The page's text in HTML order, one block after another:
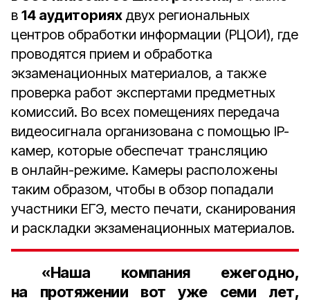
в 14 аудиториях двух региональных
центров обработки информации (РЦОИ), где
проводятся прием и обработка
экзаменационных материалов, а также
проверка работ экспертами предметных
комиссий. Во всех помещениях передача
видеосигнала организована с помощью IP-
камер, которые обеспечат трансляцию
в онлайн-режиме. Камеры расположены
таким образом, чтобы в обзор попадали
участники ЕГЭ, место печати, сканирования
и раскладки экзаменационных материалов.
«Наша компания ежегодно,
на протяжении вот уже семи лет,